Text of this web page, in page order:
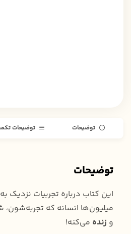
توضیحات توضیحات
توضیحات
میلیون‌ها انسانه که تجربه‌شون،
و زنده می‌کنه!